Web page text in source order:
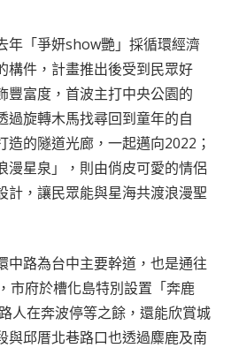
年「爭妍show艷」採循環經濟
構件，計畫推出後受到民眾好
豐富度，首波主打中央公園的
過旋轉木馬找尋回到童年的自
造的隧道光廊，一起邁向2022；
漫星泉」，則由俏皮可愛的情侶
計，讓民眾能與星海共渡浪漫聖
中路為台中主要幹道，也是通往
市府於槽化島特別設置「奔鹿
人在奔波停等之餘，還能欣賞城
與邱厝北巷路口也透過麋鹿及南